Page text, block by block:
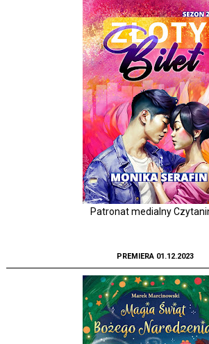
Patronat medialny
PREMIERA 01.12.2023